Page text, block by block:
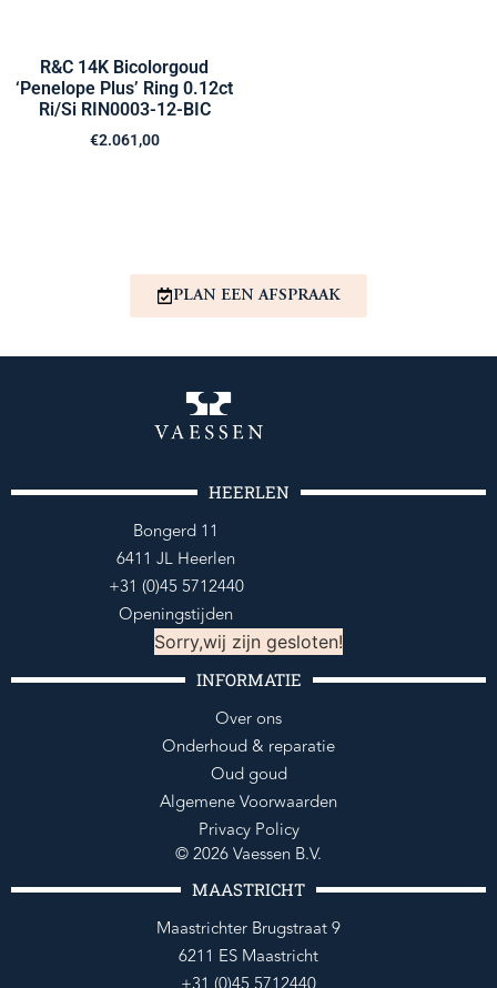
R&C 14K Bicolorgoud
‘Penelope Plus’ Ring 0.12ct
Ri/Si RIN0003-12-BIC
€2.061,00
PLAN EEN AFSPRAAK
HEERLEN
Bongerd 11
6411 JL Heerlen
+31 (0)45 5712440
Openingstijden
Sorry,wij zijn gesloten!
INFORMATIE
Over ons
Onderhoud & reparatie
Oud goud
Algemene Voorwaarden
Privacy Policy
© 2026 Vaessen B.V.
MAASTRICHT
Maastrichter Brugstraat 9
6211 ES Maastricht